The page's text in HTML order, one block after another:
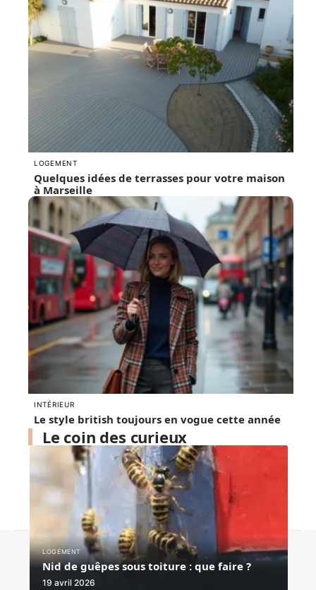
LOGEMENT
Quelques idées de terrasses pour votre maison
à Marseille
INTÉRIEUR
Le style british toujours en vogue cette année
Le coin des curieux
LOGEMENT
Nid de guêpes sous toiture : que faire ?
19 avril 2026
© 2025 | homedome.fr
Contact Mentions légales Sitemap